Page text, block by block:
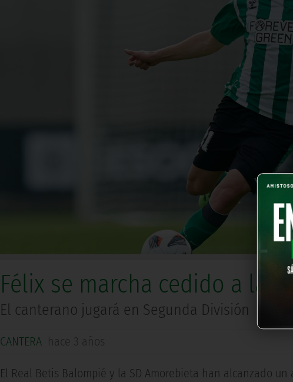
Félix se marcha cedido a la
El canterano jugará en Segunda División
CANTERA hace 3 años
El Real Betis Balompié y la SD Amorebieta han alcanzado